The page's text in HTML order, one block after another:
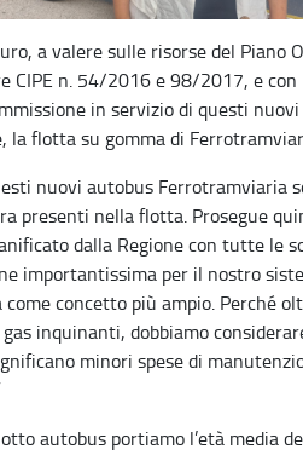
a valere sulle risorse del
CIPE n. 54/2016 e 98/2017, e
in servizio di questi
la flotta su gomma di
nuovi autobus
presenti nella flotta. Prosegue
dalla Regione con tutte le
importantissima per il nostro
concetto più ampio. Perché
inquinanti, dobbiamo
minori spese di
otto autobus portiamo l’età media